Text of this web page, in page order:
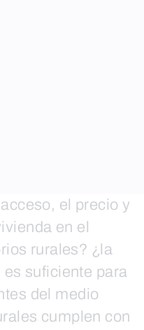
el precio y
en el
rurales? ¿la
suficiente para
del medio
cumplen con